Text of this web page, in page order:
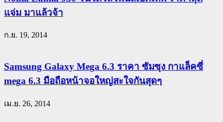
แจ่ม มาแล้วจ้า
ก.ย. 19, 2014
Samsung Galaxy Mega 6.3 ราคา ซัมซุง กาแล็คซี่
mega 6.3 มือถือหน้าจอใหญ่สะใจกันสุดๆ
เม.ย. 26, 2014